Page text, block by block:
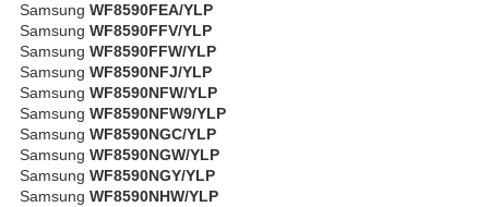
Samsung WF8590FEA/YLP
Samsung WF8590FFV/YLP
Samsung WF8590FFW/YLP
Samsung WF8590NFJ/YLP
Samsung WF8590NFW/YLP
Samsung WF8590NFW9/YLP
Samsung WF8590NGC/YLP
Samsung WF8590NGW/YLP
Samsung WF8590NGY/YLP
Samsung WF8590NHW/YLP